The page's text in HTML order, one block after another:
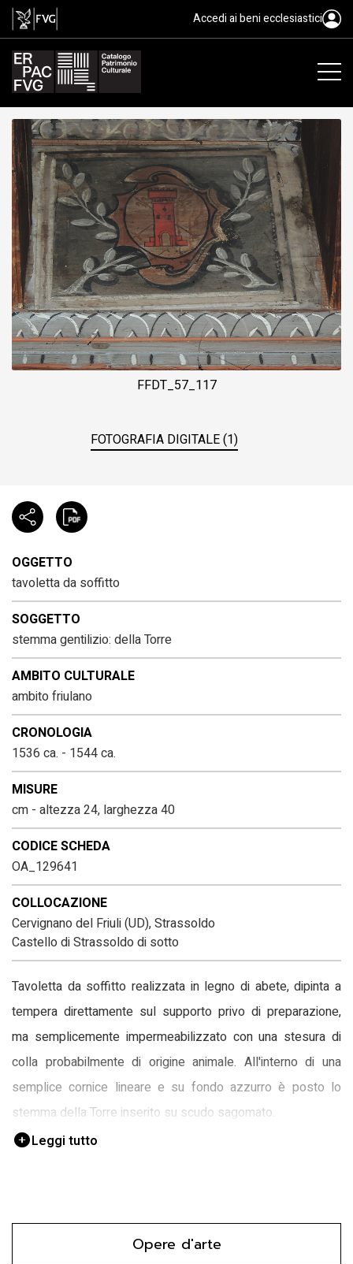
tavoletta da soffitto, ambito
Accedi ai beni ecclesiastici
FFDT_57_117
FOTOGRAFIA DIGITALE (1)
OGGETTO
tavoletta da soffitto
SOGGETTO
stemma gentilizio: della Torre
AMBITO CULTURALE
ambito friulano
CRONOLOGIA
1536 ca. - 1544 ca.
MISURE
cm - altezza 24, larghezza 40
CODICE SCHEDA
OA_129641
COLLOCAZIONE
Cervignano del Friuli (UD), Strassoldo
Castello di Strassoldo di sotto
Tavoletta da soffitto realizzata in legno di abete, dipinta a
tempera direttamente sul supporto privo di preparazione,
ma semplicemente impermeabilizzato con una stesura di
colla probabilmente di origine animale. All'interno di una
semplice cornice lineare e su fondo azzurro è posto lo
stemma della Torre inserito su scudo sagomato.
Leggi tutto
Opere d'arte